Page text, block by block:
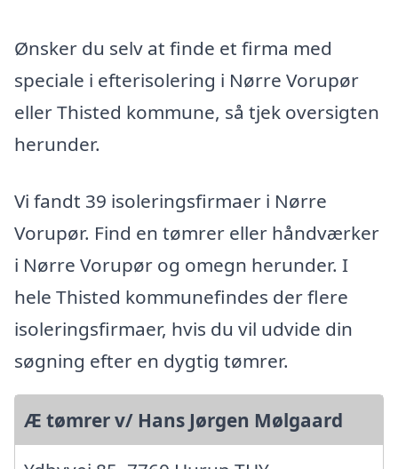
Ønsker du selv at finde et firma med
speciale i efterisolering i Nørre Vorupør
eller Thisted kommune, så tjek oversigten
herunder.
Vi fandt 39 isoleringsfirmaer i Nørre
Vorupør. Find en tømrer eller håndværker
i Nørre Vorupør og omegn herunder. I
hele Thisted kommunefindes der flere
isoleringsfirmaer, hvis du vil udvide din
søgning efter en dygtig tømrer.
Æ tømrer v/ Hans Jørgen Mølgaard